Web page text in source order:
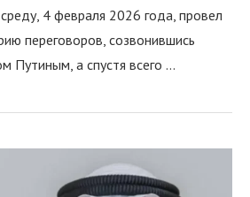
4 февраля 2026 года, провел
переговоров, созвонившись
Путиным, а спустя всего …